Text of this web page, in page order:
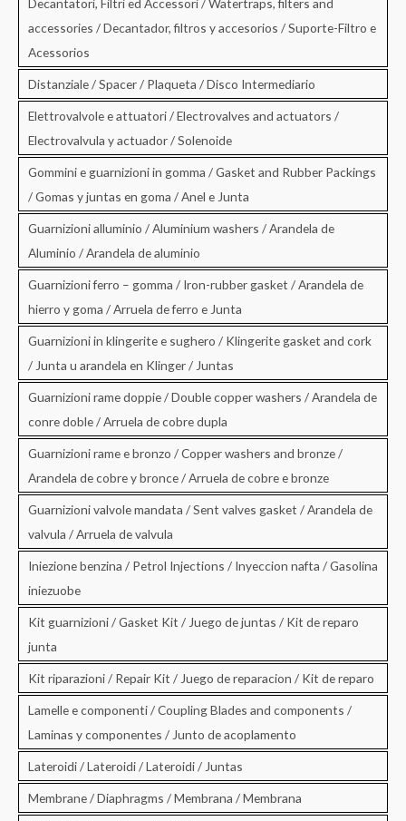
Decantatori, Filtri ed Accessori / Watertraps, filters and
accessories / Decantador, filtros y accesorios / Suporte-Filtro e
Acessorios
Distanziale / Spacer / Plaqueta / Disco Intermediario
Elettrovalvole e attuatori / Electrovalves and actuators /
Electrovalvula y actuador / Solenoide
Gommini e guarnizioni in gomma / Gasket and Rubber Packings
/ Gomas y juntas en goma / Anel e Junta
Guarnizioni alluminio / Aluminium washers / Arandela de
Aluminio / Arandela de aluminio
Guarnizioni ferro – gomma / Iron-rubber gasket / Arandela de
hierro y goma / Arruela de ferro e Junta
Guarnizioni in klingerite e sughero / Klingerite gasket and cork
/ Junta u arandela en Klinger / Juntas
Guarnizioni rame doppie / Double copper washers / Arandela de
conre doble / Arruela de cobre dupla
Guarnizioni rame e bronzo / Copper washers and bronze /
Arandela de cobre y bronce / Arruela de cobre e bronze
Guarnizioni valvole mandata / Sent valves gasket / Arandela de
valvula / Arruela de valvula
Iniezione benzina / Petrol Injections / Inyeccion nafta / Gasolina
iniezuobe
Kit guarnizioni / Gasket Kit / Juego de juntas / Kit de reparo
junta
Kit riparazioni / Repair Kit / Juego de reparacion / Kit de reparo
Lamelle e componenti / Coupling Blades and components /
Laminas y componentes / Junto de acoplamento
Lateroidi / Lateroidi / Lateroidi / Juntas
Membrane / Diaphragms / Membrana / Membrana